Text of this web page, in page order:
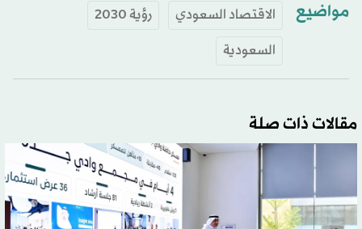
مواضيع الاقتصاد السعودي
رؤية 2030
السعودية
مقالات ذات صلة